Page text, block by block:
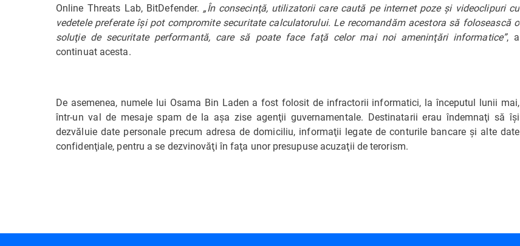
Online Threats Lab, BitDefender. „În consecinţă, utilizatorii care caută pe internet poze şi videoclipuri cu
vedetele preferate îşi pot compromite securitate calculatorului. Le recomandăm acestora să folosească o
soluţie de securitate performantă, care să poate face faţă celor mai noi ameninţări informatice”, a
continuat acesta.
De asemenea, numele lui Osama Bin Laden a fost folosit de infractorii informatici, la începutul lunii mai,
într-un val de mesaje spam de la aşa zise agenţii guvernamentale. Destinatarii erau îndemnaţi să îşi
dezvăluie date personale precum adresa de domiciliu, informaţii legate de conturile bancare şi alte date
confidenţiale, pentru a se dezvinovăţi în faţa unor presupuse acuzaţii de terorism.